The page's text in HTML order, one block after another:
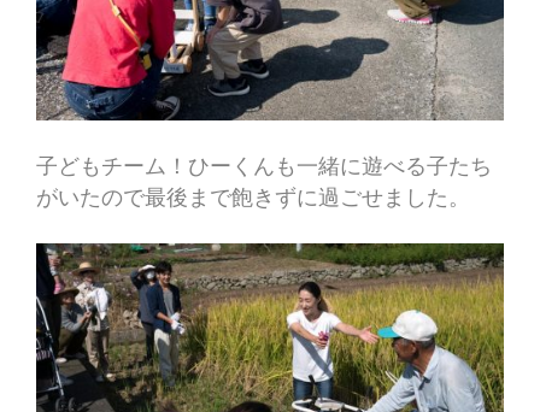
子どもチーム！ひーくんも一緒に遊べる子たち
がいたので最後まで飽きずに過ごせました。